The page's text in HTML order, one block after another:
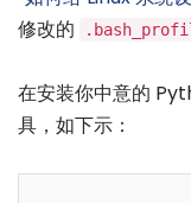
修改的
在安装你中意的
具，如下示：